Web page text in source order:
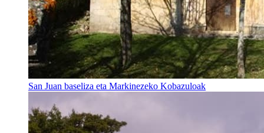
San Juan baseliza eta Markinezeko Kobazuloak